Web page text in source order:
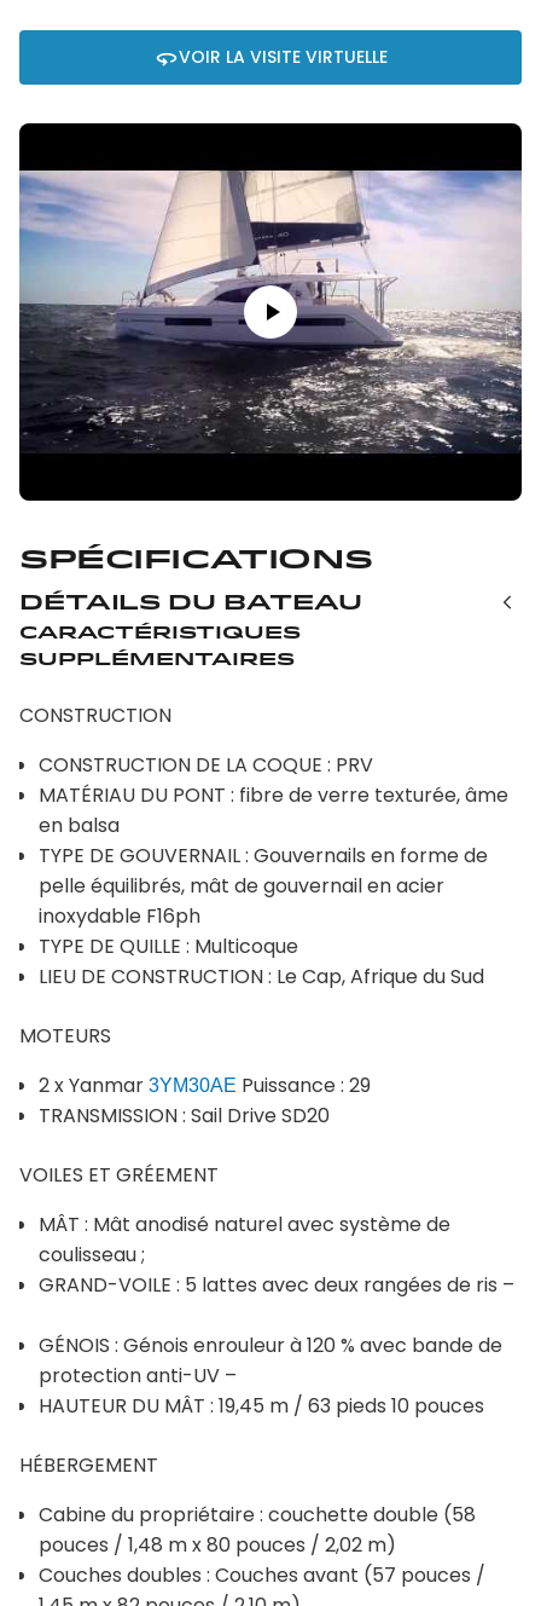
VOIR LA VISITE VIRTUELLE
Spécifications
Détails du bateau
Caractéristiques
supplémentaires
CONSTRUCTION
CONSTRUCTION DE LA COQUE : PRV
MATÉRIAU DU PONT : fibre de verre texturée, âme
en balsa
TYPE DE GOUVERNAIL : Gouvernails en forme de
pelle équilibrés, mât de gouvernail en acier
inoxydable F16ph
TYPE DE QUILLE : Multicoque
LIEU DE CONSTRUCTION : Le Cap, Afrique du Sud
MOTEURS
2 x Yanmar 3YM30AE Puissance : 29
TRANSMISSION : Sail Drive SD20
VOILES ET GRÉEMENT
MÂT : Mât anodisé naturel avec système de
coulisseau ;
GRAND-VOILE : 5 lattes avec deux rangées de ris –
GÉNOIS : Génois enrouleur à 120 % avec bande de
protection anti-UV –
HAUTEUR DU MÂT : 19,45 m / 63 pieds 10 pouces
HÉBERGEMENT
Cabine du propriétaire : couchette double (58
pouces / 1,48 m x 80 pouces / 2,02 m)
Couches doubles : Couches avant (57 pouces /